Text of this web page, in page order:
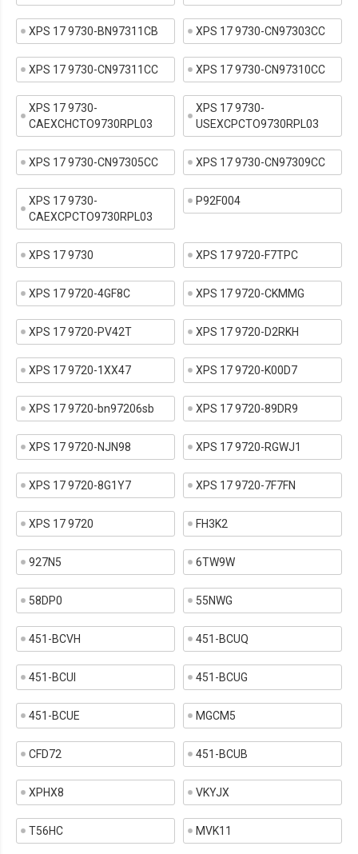
XPS 17 9730-BN97311CB XPS 17 9730-CN97303CC
XPS 17 9730-CN97311CC XPS 17 9730-CN97310CC
XPS 17 9730-
CAEXCHCTO9730RPL03
XPS 17 9730-
USEXCPCTO9730RPL03
XPS 17 9730-CN97305CC XPS 17 9730-CN97309CC
XPS 17 9730-
CAEXCPCTO9730RPL03
P92F004
XPS 17 9730 XPS 17 9720-F7TPC
XPS 17 9720-4GF8C XPS 17 9720-CKMMG
XPS 17 9720-PV42T XPS 17 9720-D2RKH
XPS 17 9720-1XX47 XPS 17 9720-K00D7
XPS 17 9720-bn97206sb XPS 17 9720-89DR9
XPS 17 9720-NJN98 XPS 17 9720-RGWJ1
XPS 17 9720-8G1Y7 XPS 17 9720-7F7FN
XPS 17 9720 FH3K2
927N5 6TW9W
58DP0 55NWG
451-BCVH 451-BCUQ
451-BCUI 451-BCUG
451-BCUE MGCM5
CFD72 451-BCUB
XPHX8 VKYJX
T56HC MVK11